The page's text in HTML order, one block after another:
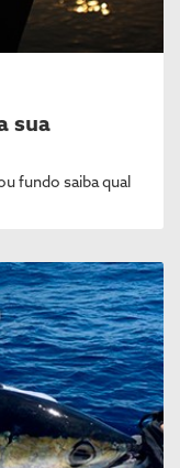
sua
fundo saiba qual